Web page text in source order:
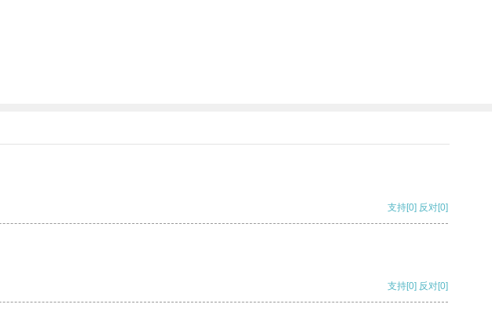
支持[0] 反对[0]
支持[0] 反对[0]